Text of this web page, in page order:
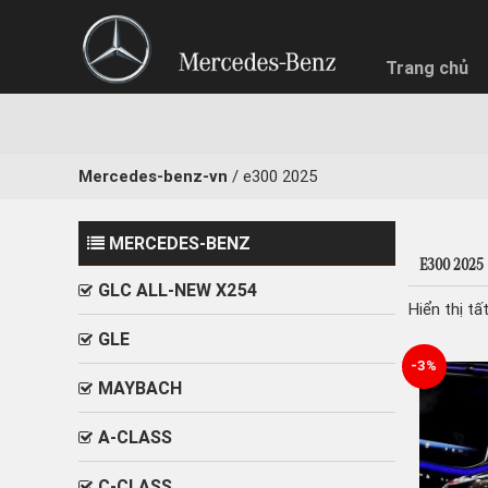
Trang chủ
Mercedes-benz-vn / e300 2025
E300 2025
Hiển thị
-3%
MERCEDES-BENZ
GLC ALL-NEW X254
GLE
MAYBACH
A-CLASS
NHẬN
Quý
Chọn